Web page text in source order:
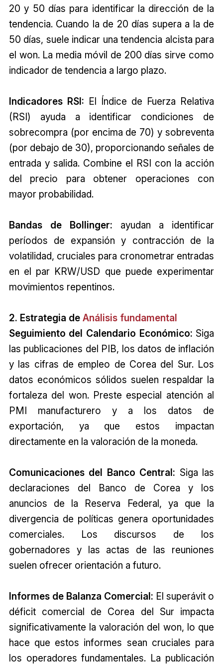
20 y 50 días para identificar la dirección de la
tendencia. Cuando la de 20 días supera a la de
50 días, suele indicar una tendencia alcista para
el won. La media móvil de 200 días sirve como
indicador de tendencia a largo plazo.
Indicadores RSI: El Índice de Fuerza Relativa
(RSI) ayuda a identificar condiciones de
sobrecompra (por encima de 70) y sobreventa
(por debajo de 30), proporcionando señales de
entrada y salida. Combine el RSI con la acción
del precio para obtener operaciones con
mayor probabilidad.
Bandas de Bollinger: ayudan a identificar
períodos de expansión y contracción de la
volatilidad, cruciales para cronometrar entradas
en el par KRW/USD que puede experimentar
movimientos repentinos.
2. Estrategia de Análisis fundamental
Seguimiento del Calendario Económico: Siga
las publicaciones del PIB, los datos de inflación
y las cifras de empleo de Corea del Sur. Los
datos económicos sólidos suelen respaldar la
fortaleza del won. Preste especial atención al
PMI manufacturero y a los datos de
exportación, ya que estos impactan
directamente en la valoración de la moneda.
Comunicaciones del Banco Central: Siga las
declaraciones del Banco de Corea y los
anuncios de la Reserva Federal, ya que la
divergencia de políticas genera oportunidades
comerciales. Los discursos de los
gobernadores y las actas de las reuniones
suelen ofrecer orientación a futuro.
Informes de Balanza Comercial: El superávit o
déficit comercial de Corea del Sur impacta
significativamente la valoración del won, lo que
hace que estos informes sean cruciales para
los operadores fundamentales. La publicación